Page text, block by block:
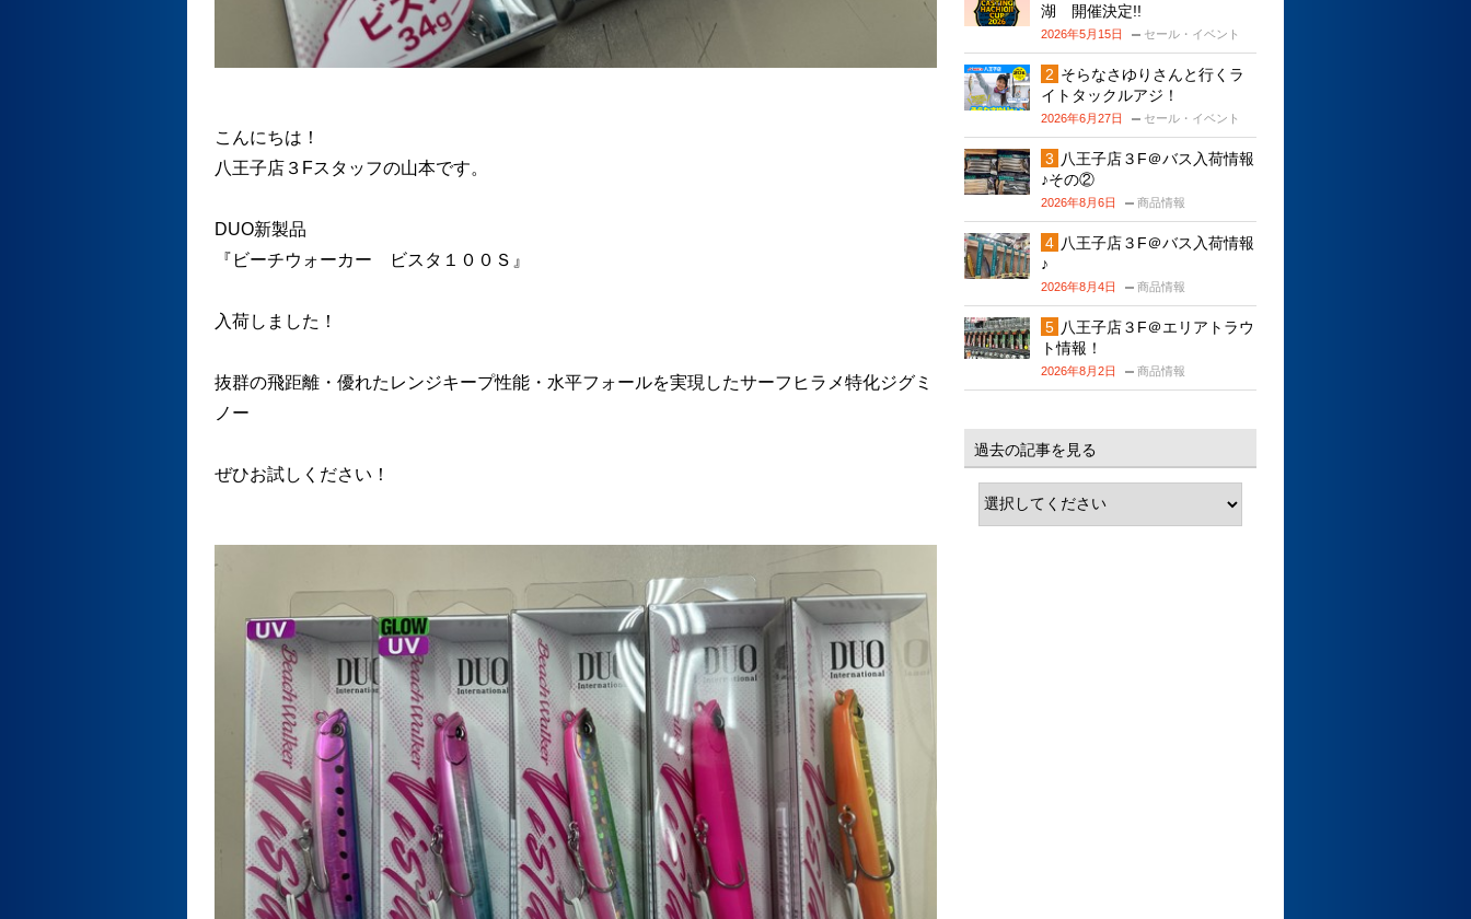
こんにちは！
八王子店３Fスタッフの山本です。
DUO新製品
『ビーチウォーカー ビスタ１００Ｓ』
入荷しました！
抜群の飛距離・優れたレンジキープ性能・水平フォールを実現したサーフヒラメ特化ジグミ
ノー
ぜひお試しください！
湖 開催決定!!
2026年5月15日 セール・イベント
そらなさゆりさんと行くラ
イトタックルアジ！
2026年6月27日 セール・イベント
八王子店３F＠バス入荷情報
♪その②
2026年8月6日 商品情報
八王子店３F＠バス入荷情報
♪
2026年8月4日 商品情報
八王子店３F＠エリアトラウ
ト情報！
2026年8月2日 商品情報
過去の記事を見る